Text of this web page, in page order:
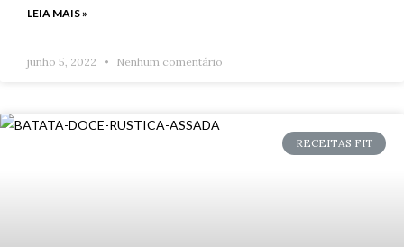
LEIA MAIS »
junho 5, 2022 Nenhum comentário
RECEITAS FIT